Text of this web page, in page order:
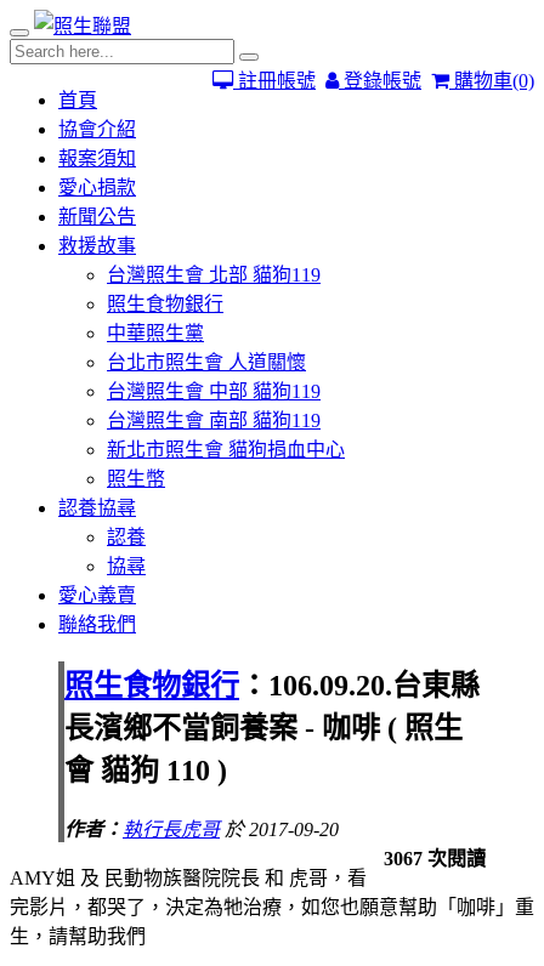
購物車(0)
登錄帳號
註冊帳號
首頁
協會介紹
報案須知
愛心捐款
新聞公告
救援故事
台灣照生會 北部 貓狗119
照生食物銀行
中華照生黨
台北市照生會 人道關懷
台灣照生會 中部 貓狗119
台灣照生會 南部 貓狗119
新北市照生會 貓狗捐血中心
照生幣
認養協尋
認養
協尋
愛心義賣
聯絡我們
照生食物銀行 ：106.09.20.台東縣
長濱鄉不當飼養案 - 咖啡 ( 照生
會 貓狗 110 )
作者： 執行長虎哥於 2017-09-20
3067 次閱讀
AMY姐 及 民動物族醫院院長 和 虎哥，看
完影片，都哭了，決定為牠治療，如您也願意幫助「咖啡」重
生，請幫助我們